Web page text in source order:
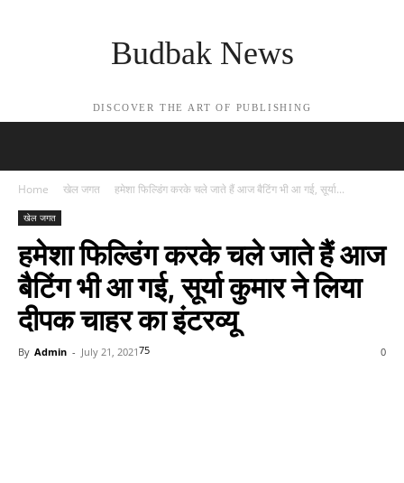
Budbak News
DISCOVER THE ART OF PUBLISHING
Home खेल जगत हमेशा फिल्डिंग करके चले जाते हैं आज बैटिंग भी आ गई, सूर्या...
खेल जगत
हमेशा फिल्डिंग करके चले जाते हैं आज
बैटिंग भी आ गई, सूर्या कुमार ने लिया
दीपक चाहर का इंटरव्यू
By Admin - July 21, 2021 0
75